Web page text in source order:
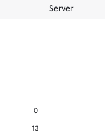
Server
0
13